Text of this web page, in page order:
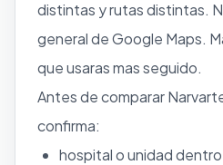
distintas y rutas distintas.
general de Google Maps.
que usaras mas seguido.
Antes de comparar
confirma:
hospital o unidad